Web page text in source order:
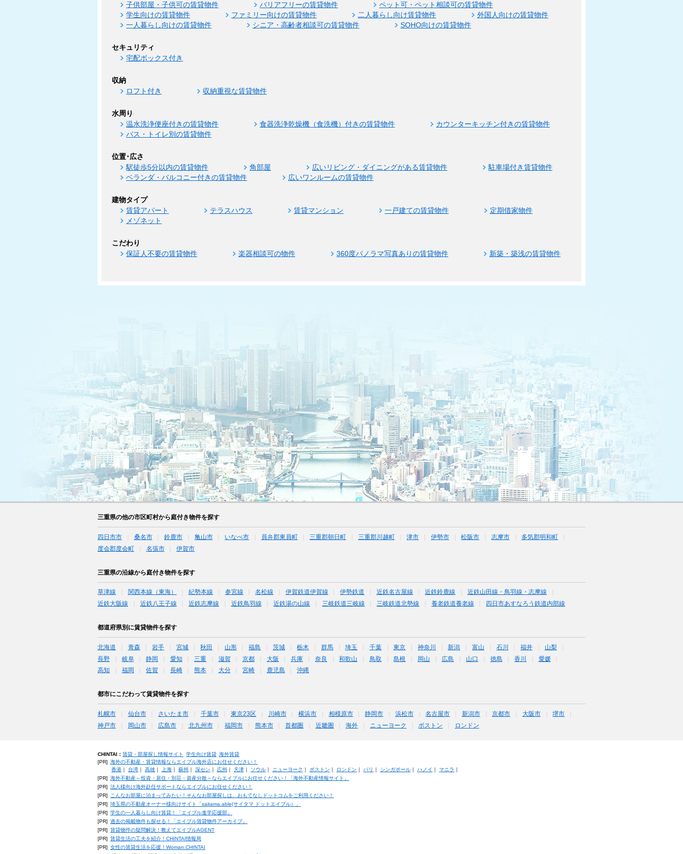
子供部屋・子供可の賃貸物件 バリアフリーの賃貸物件
ペット可・ペット相談可の賃貸物件
学生向けの賃貸物件
ファミリー向けの賃貸物件 二人暮らし向け賃貸物件
外国人向けの賃貸物件
一人暮らし向けの賃貸物件
シニア・高齢者相談可の賃貸物件 SOHO向けの賃貸物件
セキュリティ
宅配ボックス付き
収納
ロフト付き 収納重視な賃貸物件
水周り
温水洗浄便座付きの賃貸物件 食器洗浄乾燥機（食洗機）付きの賃貸物件
カウンターキッチン付きの賃貸物件
バス・トイレ別の賃貸物件
位置･広さ
駅徒歩5分以内の賃貸物件 角部屋 広いリビング・ダイニングがある賃貸物件
駐車場付き賃貸物件
ベランダ・バルコニー付きの賃貸物件
広いワンルームの賃貸物件
建物タイプ
賃貸アパート テラスハウス 賃貸マンション 一戸建ての賃貸物件
定期借家物件
メゾネット
こだわり
保証人不要の賃貸物件 楽器相談可の物件 360度パノラマ写真ありの賃貸物件 新築・築浅の賃貸物件
三重県の他の市区町村から庭付き物件を探す
四日市市 桑名市 鈴鹿市 亀山市 いなべ市 員弁郡東員町 三重郡朝日町 三重郡川越町 津市 伊勢市 松阪市 志摩市
多気郡明和町
度会郡度会町
名張市 伊賀市
三重県の沿線から庭付き物件を探す
草津線 関西本線（東海） 紀勢本線 参宮線 名松線 伊賀鉄道伊賀線 伊勢鉄道 近鉄名古屋線 近鉄鈴鹿線
近鉄山田線・鳥羽線・志摩線
近鉄大阪線
近鉄八王子線 近鉄志摩線 近鉄鳥羽線 近鉄湯の山線 三岐鉄道三岐線 三岐鉄道北勢線 養老鉄道養老線 四日市あすなろう鉄道内部線
都道府県別に賃貸物件を探す
北海道 青森 岩手 宮城 秋田 山形 福島 茨城 栃木 群馬 埼玉 千葉 東京 神奈川 新潟 富山 石川 福井
山梨
長野
岐阜 静岡 愛知 三重 滋賀 京都 大阪 兵庫 奈良 和歌山 鳥取 島根 岡山 広島 山口 徳島 香川
愛媛
高知
福岡 佐賀 長崎 熊本 大分 宮崎 鹿児島 沖縄
都市にこだわって賃貸物件を探す
札幌市 仙台市 さいたま市 千葉市 東京23区 川崎市 横浜市 相模原市 静岡市 浜松市 名古屋市 新潟市 京都市 大阪市
堺市
神戸市
岡山市 広島市 北九州市 福岡市 熊本市 首都圏 近畿圏 海外 ニューヨーク ボストン ロンドン
CHINTAI： 賃貸・部屋探し情報サイト 学生向け賃貸 海外賃貸
[PR] 海外の不動産・賃貸情報ならエイブル海外店にお任せください！
香港｜ 台湾｜ 高雄｜ 上海｜ 蘇州 ｜ 深セン ｜ 広州 ｜ 天津｜ ソウル｜ ニューヨーク ｜ ボストン ｜ ロンドン ｜ パリ ｜ シンガポール｜ ハノイ ｜ マニラ ｜
[PR] 海外不動産～投資・居住・別荘・資産分散～ならエイブルにお任せください！「海外不動産情報サイト」
[PR] 法人様向け海外赴任サポートならエイブルにお任せください！
[PR]
こんなお部屋に泊まってみたい！そんなお部屋探しは、おもてなしドットコムをご利用ください！
[PR] 埼玉県の不動産オーナー様向けサイト「saitama.able(サイタマ ドットエイブル）」
[PR] 学生の一人暮らし向け賃貸！「エイブル進学応援部」
[PR] 過去の掲載物件も探せる！「エイブル賃貸物件アーカイブ」
[PR] 賃貸物件の疑問解決！教えてエイブルAGENT
[PR] 賃貸生活の工夫を紹介！CHINTAI情報局
[PR] 女性の賃貸生活を応援！Woman.CHINTAI